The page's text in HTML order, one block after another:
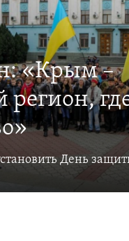
«Крым –
регион,
День